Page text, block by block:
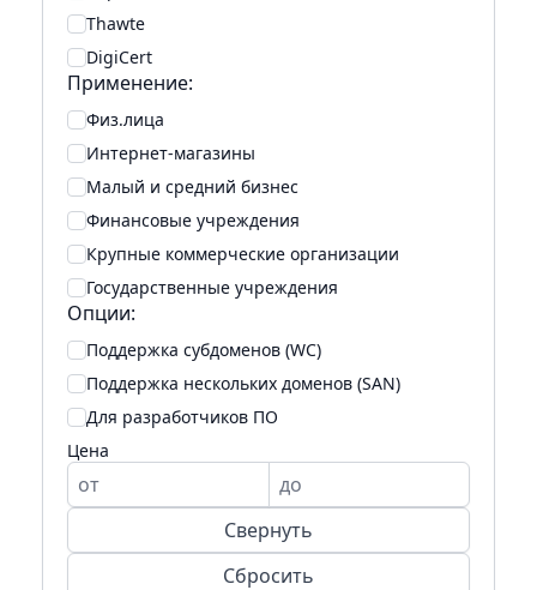
Thawte
DigiСert
Применение:
Физ.лица
Интернет-магазины
Малый и средний бизнес
Финансовые учреждения
Крупные коммерческие организации
Государственные учреждения
Опции:
Поддержка субдоменов (WC)
Поддержка нескольких доменов (SAN)
Для разработчиков ПО
Цена
От
До
Свернуть
Сбросить